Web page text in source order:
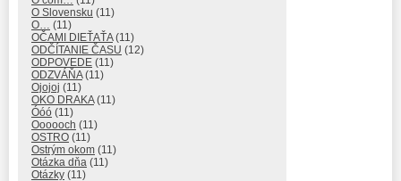
O Slovensku (11)
O… (11)
OČAMI DIEŤAŤA(11)
ODČÍTANIE ČASU (12)
ODPOVEDE (11)
ODZVÁŇA(11)
Ojojoj (11)
OKO DRAKA(11)
Óóó (11)
Oooooch (11)
OSTRO (11)
Ostrým okom (11)
Otázka dňa (11)
Otázky (11)